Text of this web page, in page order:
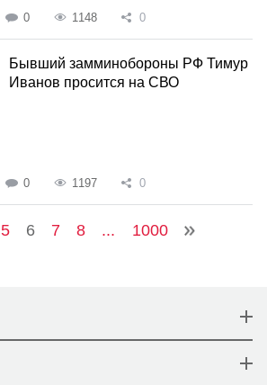
0 1148 0
Бывший замминобороны РФ Тимур
Иванов просится на СВО
0 1197 0
5 6 7 8 ... 1000